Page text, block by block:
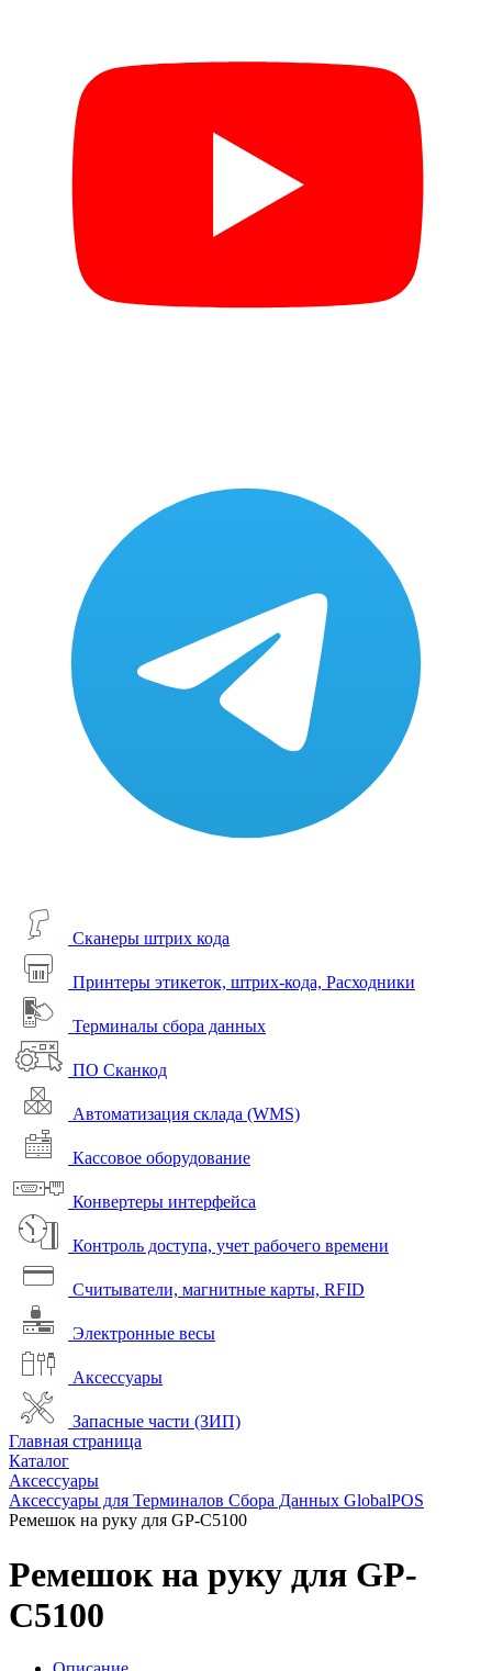
Сканеры штрих кода
Принтеры этикеток, штрих-кода, Расходники
Терминалы сбора данных
ПО Сканкод
Автоматизация склада (WMS)
Кассовое оборудование
Конвертеры интерфейса
Контроль доступа, учет рабочего времени
Считыватели, магнитные карты, RFID
Электронные весы
Аксессуары
Запасные части (ЗИП)
Главная страница
Каталог
Аксессуары
Аксессуары для Терминалов Сбора Данных GlobalPOS
Ремешок на руку для GP-C5100
Ремешок на руку для GP-
C5100